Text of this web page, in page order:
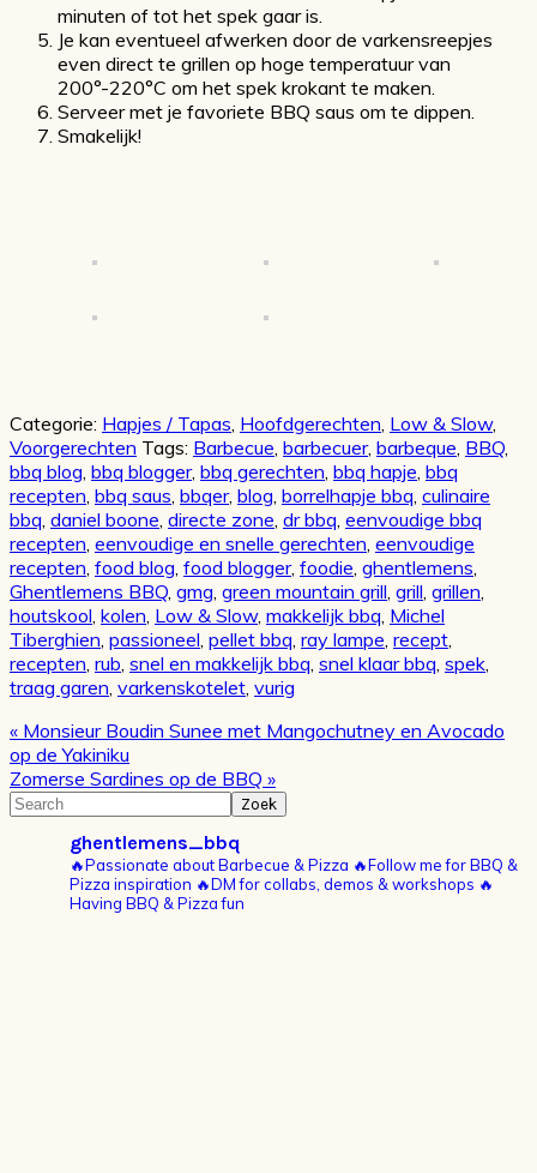
minuten of tot het spek gaar is.
Je kan eventueel afwerken door de varkensreepjes
even direct te grillen op hoge temperatuur van
200°-220°C om het spek krokant te maken.
Serveer met je favoriete BBQ saus om te dippen.
Smakelijk!
Categorie: Hapjes / Tapas Hoofdgerechten Low & Slow,
Voorgerechten Tags: Barbecue barbecuer, barbeque BBQ
bbq blog bbq blogger, bbq gerechten bbq hapje bbq
recepten bbq saus bbqer, blog borrelhapje bbq culinaire
bbq daniel boone directe zone dr bbq eenvoudige bbq
recepten eenvoudige en snelle gerechten eenvoudige
recepten food blog food blogger, foodie ghentlemens
Ghentlemens BBQ gmg green mountain grill grill grillen
houtskool kolen Low & Slow, makkelijk bbq Michel
Tiberghien passioneel pellet bbq ray lampe recept
recepten rub snel en makkelijk bbq snel klaar bbq spek
traag garen varkenskotelet vurig
Vorig
bericht:
« Monsieur Boudin Sunee met Mangochutney en Avocado
op de Yakiniku
Volgend
bericht:
Zomerse Sardines op de BBQ »
Primaire
Sidebar
Search
ghentlemens_bbq
🔥Passionate about Barbecue & Pizza 🔥Follow me for BBQ &
Pizza inspiration 🔥DM for collabs, demos & workshops 🔥
Having BBQ & Pizza fun